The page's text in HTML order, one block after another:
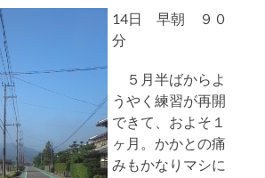
14日 早朝 ９０
分
５月半ばからよ
うやく練習が再開
できて、およそ１
ヶ月。かかとの痛
みもかなりマシに